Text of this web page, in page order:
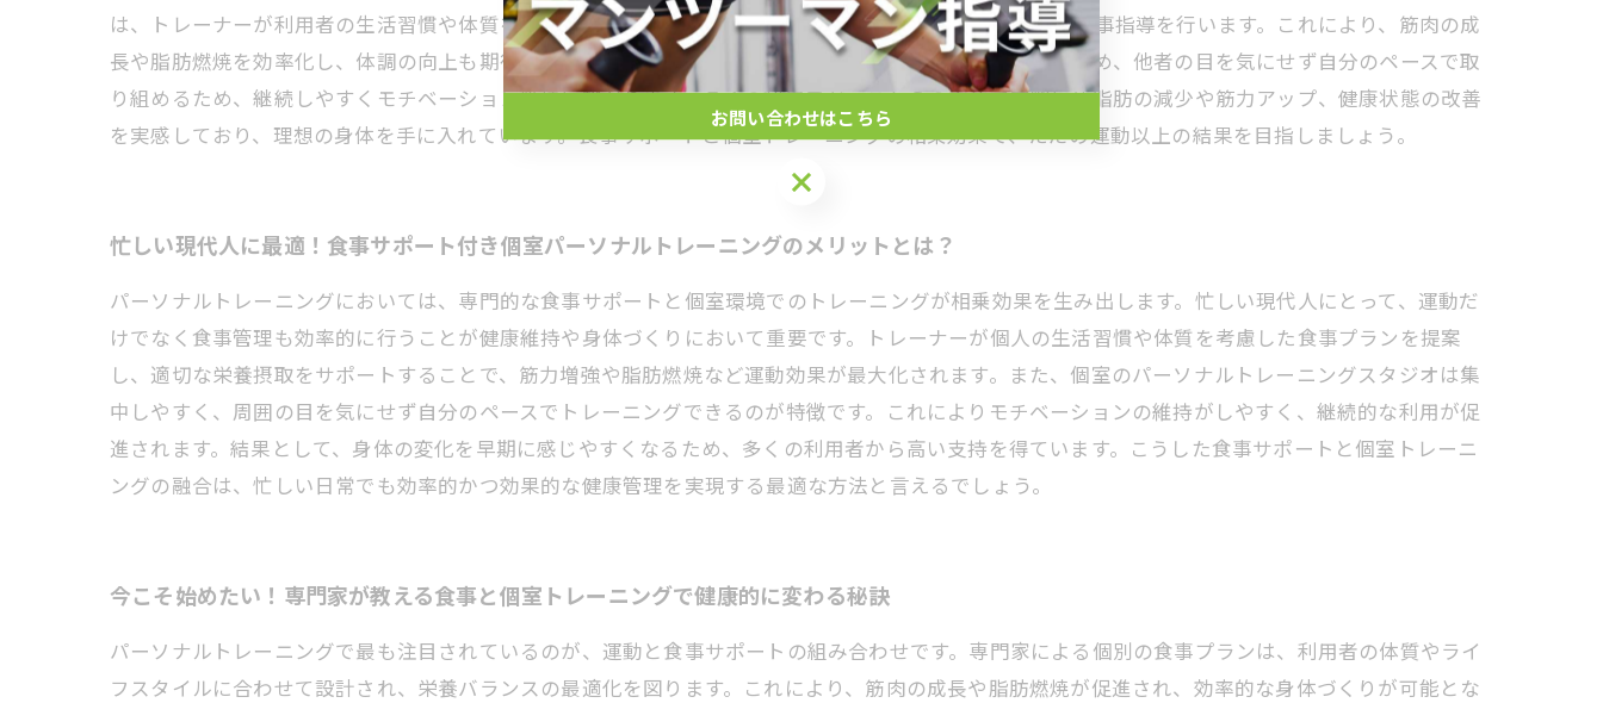
は、トレーナーが利用者の生活習慣や体質を考慮した個別の食事プランを作成し、栄養バランスの整った食事指導を行います。これにより、筋肉の成
長や脂肪燃焼を効率化し、体調の向上も期待できるのです。また、個室環境でのトレーニングは集中力を高め、他者の目を気にせず自分のペースで取
り組めるため、継続しやすくモチベーション維持に繋がります。多くの利用者が、これらの方法で実際に体脂肪の減少や筋力アップ、健康状態の改善
を実感しており、理想の身体を手に入れています。食事サポートと個室トレーニングの相乗効果で、ただの運動以上の結果を目指しましょう。
忙しい現代人に最適！食事サポート付き個室パーソナルトレーニングのメリットとは？
パーソナルトレーニングにおいては、専門的な食事サポートと個室環境でのトレーニングが相乗効果を生み出します。忙しい現代人にとって、運動だ
けでなく食事管理も効率的に行うことが健康維持や身体づくりにおいて重要です。トレーナーが個人の生活習慣や体質を考慮した食事プランを提案
し、適切な栄養摂取をサポートすることで、筋力増強や脂肪燃焼など運動効果が最大化されます。また、個室のパーソナルトレーニングスタジオは集
中しやすく、周囲の目を気にせず自分のペースでトレーニングできるのが特徴です。これによりモチベーションの維持がしやすく、継続的な利用が促
進されます。結果として、身体の変化を早期に感じやすくなるため、多くの利用者から高い支持を得ています。こうした食事サポートと個室トレーニ
ングの融合は、忙しい日常でも効率的かつ効果的な健康管理を実現する最適な方法と言えるでしょう。
今こそ始めたい！専門家が教える食事と個室トレーニングで健康的に変わる秘訣
パーソナルトレーニングで最も注目されているのが、運動と食事サポートの組み合わせです。専門家による個別の食事プランは、利用者の体質やライ
フスタイルに合わせて設計され、栄養バランスの最適化を図ります。これにより、筋肉の成長や脂肪燃焼が促進され、効率的な身体づくりが可能とな
お問い合わせはこちら